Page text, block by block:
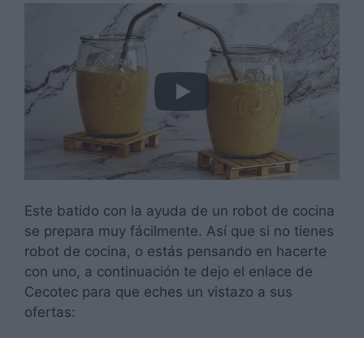
Este batido con la ayuda de un robot de cocina
se prepara muy fácilmente. Así que si no tienes
robot de cocina, o estás pensando en hacerte
con uno, a continuación te dejo el enlace de
Cecotec para que eches un vistazo a sus
ofertas: